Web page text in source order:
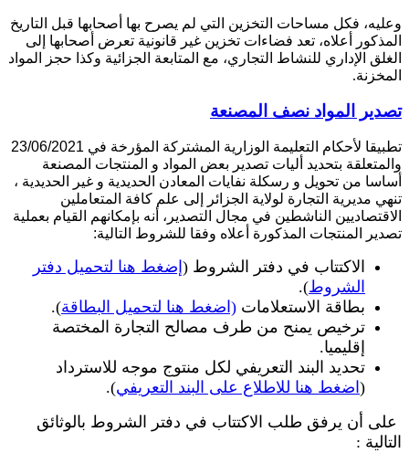
وعليه، فكل مساحات التخزين التي لم يصرح بها أصحابها قبل التاريخ
المذكور أعلاه، تعد فضاءات تخزين غير قانونية تعرض أصحابها إلى
الغلق الإداري للنشاط التجاري، مع المتابعة الجزائية وكذا حجز المواد
المخزنة.
تصدير المواد نصف المصنعة
تطبيقا لأحكام التعليمة الوزارية المشتركة المؤرخة في 23/06/2021
والمتعلقة بتحديد أليات تصدير بعض المواد و المنتجات المصنعة
أساسا من تحويل و رسكلة نفايات المعادن الحديدية و غير الحديدية ،
تنهي مديرية التجارة لولاية الجزائر إلى علم كافة المتعاملين
الاقتصاديين الناشطين في مجال التصدير، أنه بإمكانهم القيام بعملية
تصدير المنتجات المذكورة أعلاه وفقا للشروط التالية:
الاكتتاب في دفتر الشروط ( إضغط هنا لتحميل دفتر
الشروط).
بطاقة الاستعلامات (اضغط هنا لتحميل البطاقة).
ترخيص يمنح من طرف مصالح التجارة المختصة
إقليميا.
تحديد البند التعريفي لكل منتوج موجه للاسترداد
( اضغط هنا للاطلاع على البند التعريفي).
على أن يرفق طلب الاكتتاب في دفتر الشروط بالوثائق
التالية :